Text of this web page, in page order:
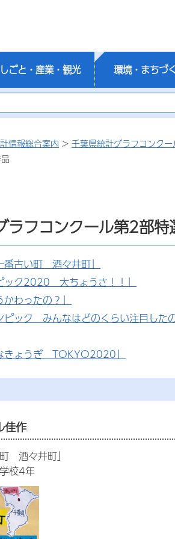
しごと・産業・観光 環境・まちづ
情報総合案内 > 千葉県統計グラフコンクー
フコンクール第2部特
古い町 酒々井町」
ック2020 大ちょうさ！！」
わったの？」
ピック みんなはどのくらい注目した
きょうぎ TOKYO2020」
佳作
酒々井町」
校4年